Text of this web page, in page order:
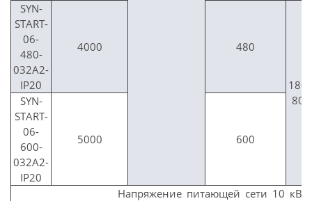
SYN-
START-
06-
480-
032A2-
IP20
4000 480
SYN-
START-
06-
600-
032A2-
IP20
5000 600
Напряжение питающей сети 10 кВ